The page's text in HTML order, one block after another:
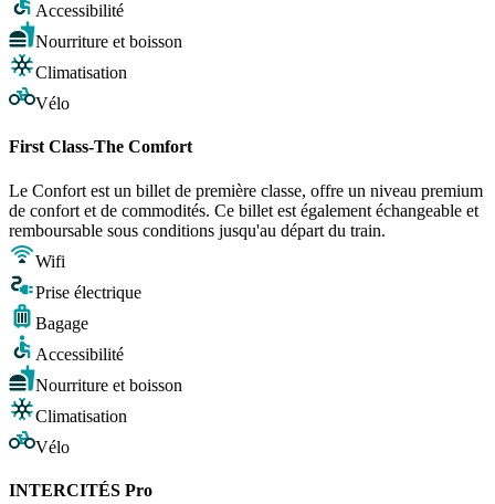
Accessibilité
Nourriture et boisson
Climatisation
Vélo
First Class-The Comfort
Le Confort est un billet de première classe, offre un niveau premium
de confort et de commodités. Ce billet est également échangeable et
remboursable sous conditions jusqu'au départ du train.
Wifi
Prise électrique
Bagage
Accessibilité
Nourriture et boisson
Climatisation
Vélo
INTERCITÉS Pro